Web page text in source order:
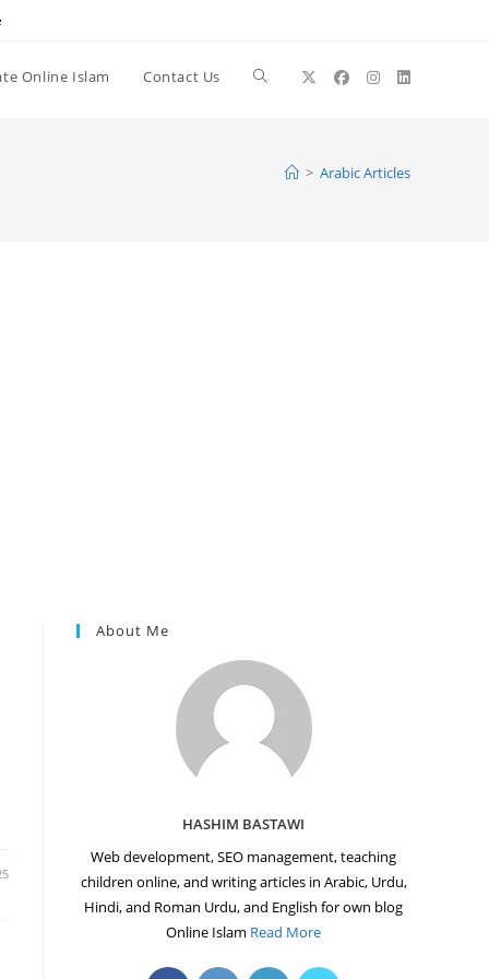
Online Islam Contact Us Toggle
> Arabic Articles
About Me
HASHIM BASTAWI
Web development, SEO management, teaching
children online, and writing articles in Arabic, Urdu,
Hindi, and Roman Urdu, and English for own blog
Online Islam Read More